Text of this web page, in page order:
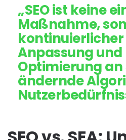
„SEO ist keine
Maßnahme,
kontinuierlicher
Anpassung und
Optimierung
ändernde